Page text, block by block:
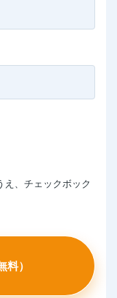
え、チェックボック